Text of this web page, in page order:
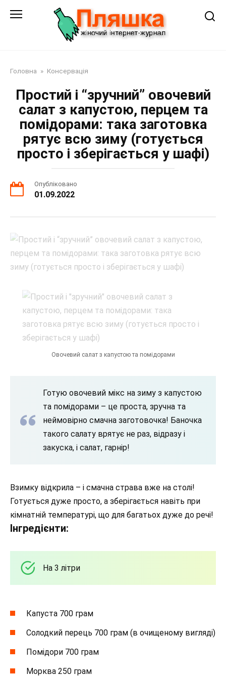
Головна » Консервація
Простий і “зручний” овочевий
салат з капустою, перцем та
помідорами: така заготовка
рятує всю зиму (готується
просто і зберігається у шафі)
Опубліковано
01.09.2022
Овочевий салат з капустою та помідорами
Готую овочевий мікс на зиму з капустою
та помідорами – це проста, зручна та
неймовірно смачна заготовочка! Баночка
такого салату врятує не раз, відразу і
закуска, і салат, гарнір!
Взимку відкрила – і смачна страва вже на столі!
Готується дуже просто, а зберігається навіть при
кімнатній температурі, що для багатьох дуже до речі!
Інгредієнти:
На 3 літри
Капуста 700 грам
Солодкий перець 700 грам (в очищеному вигляді)
Помідори 700 грам
Морква 250 грам